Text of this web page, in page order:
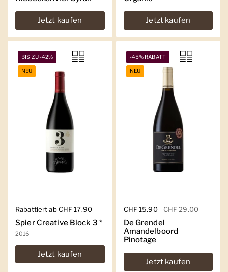
Jetzt kaufen Jetzt kaufen
Regulärer Preis
Rabattiert ab CHF 17.90
Spier Creative Block 3 *
2016
Jetzt kaufen
BIS ZU -42%
NEU
Regulärer Preis
CHF 15.90 Sale-Preis
CHF 29.00
De Grendel
Amandelboord
Pinotage
Jetzt kaufen
-45% RABATT
NEU